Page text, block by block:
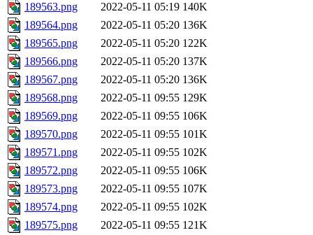
189563.png
2022-05-11 05:19 140K
189564.png
2022-05-11 05:20 136K
189565.png
2022-05-11 05:20 122K
189566.png
2022-05-11 05:20 137K
189567.png
2022-05-11 05:20 136K
189568.png
2022-05-11 09:55 129K
189569.png
2022-05-11 09:55 106K
189570.png
2022-05-11 09:55 101K
189571.png
2022-05-11 09:55 102K
189572.png
2022-05-11 09:55 106K
189573.png
2022-05-11 09:55 107K
189574.png
2022-05-11 09:55 102K
189575.png
2022-05-11 09:55 121K